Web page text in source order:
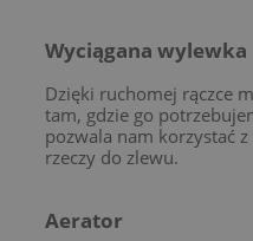
Wyciągana wylewka
Dzięki ruchomej rączce
tam, gdzie go
pozwala nam korzystać
rzeczy do zlewu.
Aerator